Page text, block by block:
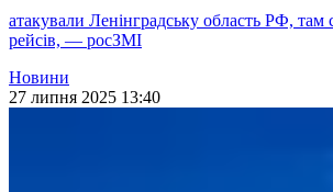
атакували Ленінградську область РФ, там
рейсів, — росЗМІ
Новини
27 липня 2025 13:40